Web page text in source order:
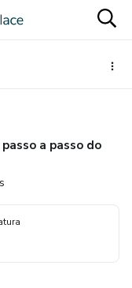
passo a passo do